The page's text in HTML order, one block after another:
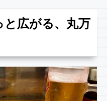
広がる、丸万